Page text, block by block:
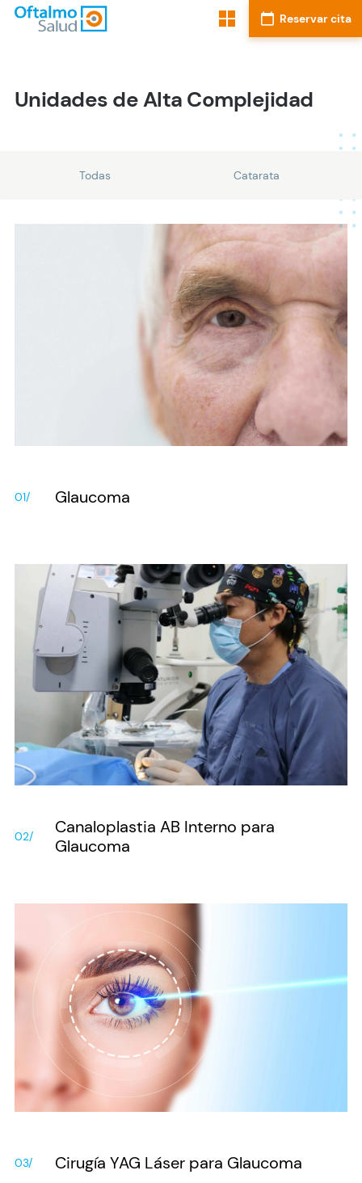
Unidades de Alta Complejidad
Todas Catarata
01/ Glaucoma
02/
Canaloplastia AB Interno para
Glaucoma
03/ Cirugía YAG Láser para Glaucoma